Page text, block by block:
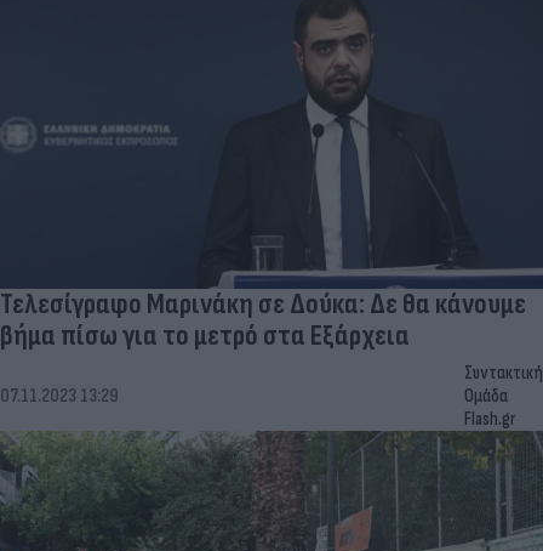
Τελεσίγραφο Μαρινάκη σε Δούκα: Δε θα κάνουμε
βήμα πίσω για το μετρό στα Εξάρχεια
07.11.2023 13:29
Συντακτική
Ομάδα
Flash.gr